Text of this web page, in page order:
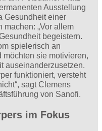
Ausstellung
Gesundheit einer
machen: „Vor allem
begeistern.
spielerisch an
möchten sie motivieren,
auseinanderzusetzen.
funktioniert, versteht
sagt Clemens
von Sanofi.
im Fokus